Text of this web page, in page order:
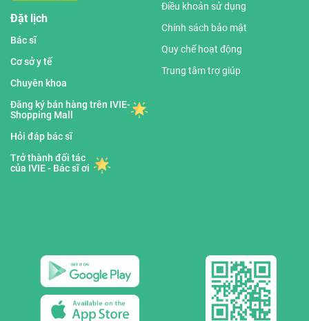
Đặt lịch
Bác sĩ
Cơ sở y tế
Chuyên khoa
Đăng ký bán hàng trên IVIE-
Shopping Mall
Hỏi đáp bác sĩ
Trở thành đối tác
của IVIE - Bác sĩ ơi
Điều khoản sử dụng
Chính sách bảo mật
Quy chế hoạt động
Trung tâm trợ giúp